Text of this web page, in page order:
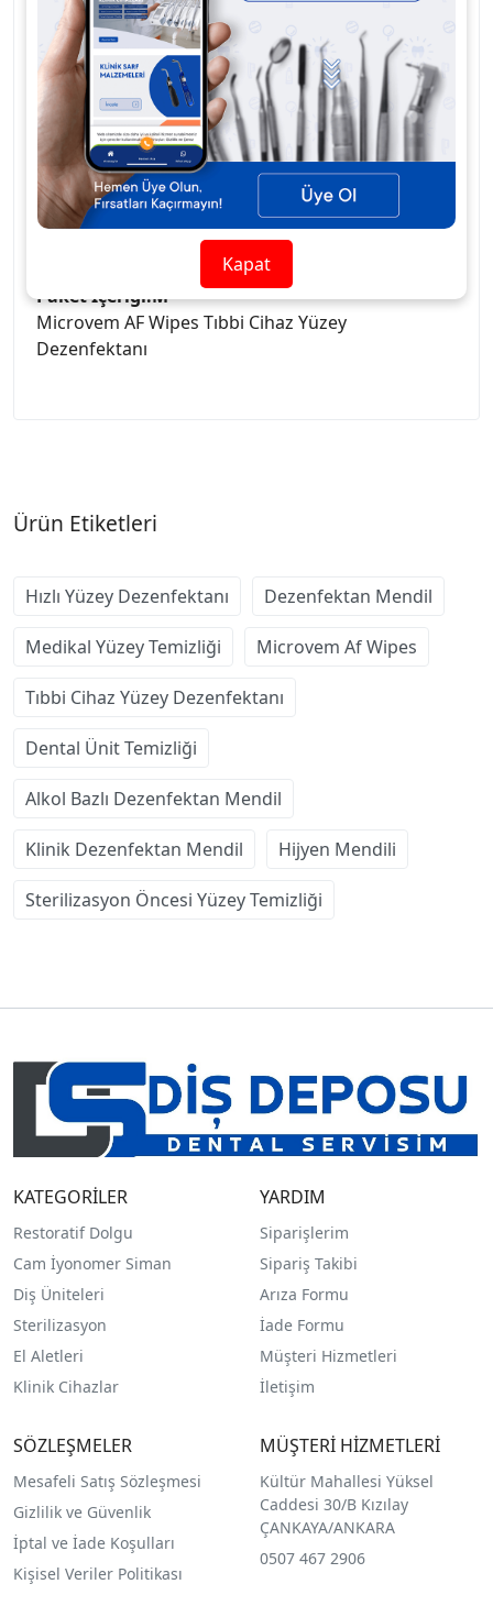
• Alkol bazlı hızlı yüzey dezenfeksiyonu sağlar.
• Tıbbi cihaz, dental ünit ve hassas yüzeylerde
güvenli kullanım.
• Tek kullanımlık, kullanıma hazır mendil
formatı.
• Bakteri, virüs ve mantarlara karşı geniş
spektrumlu etki.
• Hızlı kuruma ve kalıntı bırakmama özelliği.
• Klinik, hastane, laboratuvar ve dental
alanlarda ideal kullanım.
Paket İçeriği:M
Microvem AF Wipes Tıbbi Cihaz Yüzey
Dezenfektanı
Ürün Etiketleri
Hızlı Yüzey Dezenfektanı Dezenfektan Mendil
Medikal Yüzey Temizliği Microvem Af Wipes
Tıbbi Cihaz Yüzey Dezenfektanı
Dental Ünit Temizliği
Alkol Bazlı Dezenfektan Mendil
Klinik Dezenfektan Mendil Hijyen Mendili
Sterilizasyon Öncesi Yüzey Temizliği
KATEGORİLER
Restoratif Dolgu
Cam İyonomer Siman
Diş Üniteleri
Sterilizasyon
El Aletleri
Klinik Cihazlar
YARDIM
Siparişlerim
Sipariş Takibi
Arıza Formu
İade Formu
Müşteri Hizmetleri
İletişim
SÖZLEŞMELER
Mesafeli Satış Sözleşmesi
Gizlilik ve Güvenlik
İptal ve İade Koşulları
Kişisel Veriler Politikası
MÜŞTERİ HİZMETLERİ
Kültür Mahallesi Yüksel
Caddesi 30/B Kızılay
ÇANKAYA/ANKARA
0507 467 2906
Kapat